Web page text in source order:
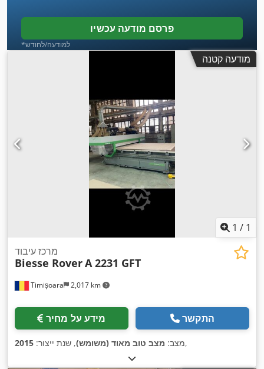
פרסם מודעה עכשיו
*למודעה/לחודש
מודעה קטנה
1 / 1
Timișoara 2,017 km
מרכז עיבוד
Biesse RoverA 2231 GFT
מידע על מחיר התקשר
מצב: מצב טוב מאוד (משומש), שנת ייצור: 2015 ,